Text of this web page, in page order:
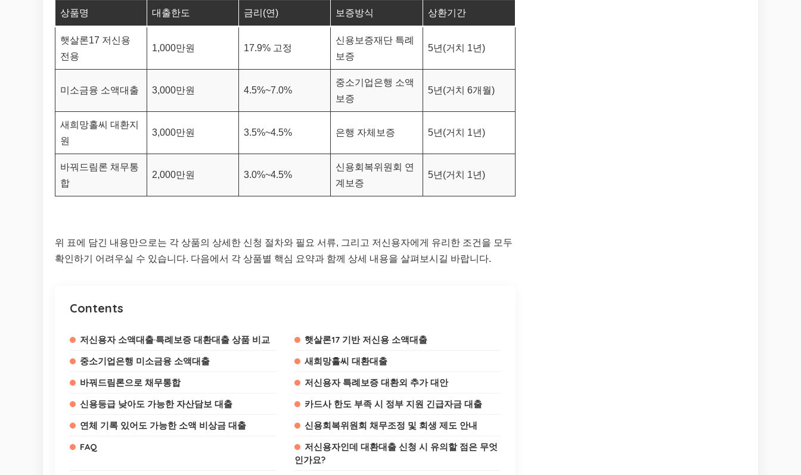
상품명 대출한도 금리(연) 보증방식 상환기간
햇살론17 저신용
전용
1,000만원 17.9% 고정
신용보증재단 특례
보증
5년(거치 1년)
미소금융 소액대출 3,000만원 4.5%~7.0%
중소기업은행 소액
보증
5년(거치 6개월)
새희망홀씨 대환지
원
3,000만원 3.5%~4.5% 은행 자체보증 5년(거치 1년)
바꿔드림론 채무통
합
2,000만원 3.0%~4.5%
신용회복위원회 연
계보증
5년(거치 1년)
위 표에 담긴 내용만으로는 각 상품의 상세한 신청 절차와 필요 서류, 그리고 저신용자에게 유리한 조건을 모두
확인하기 어려우실 수 있습니다. 다음에서 각 상품별 핵심 요약과 함께 상세 내용을 살펴보시길 바랍니다.
Contents
저신용자 소액대출·특례보증 대환대출 상품 비교
햇살론17 기반 저신용 소액대출
중소기업은행 미소금융 소액대출
새희망홀씨 대환대출
바꿔드림론으로 채무통합
저신용자 특례보증 대환외 추가 대안
신용등급 낮아도 가능한 자산담보 대출
카드사 한도 부족 시 정부 지원 긴급자금 대출
연체 기록 있어도 가능한 소액 비상금 대출
신용회복위원회 채무조정 및 회생 제도 안내
FAQ
저신용자인데 대환대출 신청 시 유의할 점은 무엇
인가요?